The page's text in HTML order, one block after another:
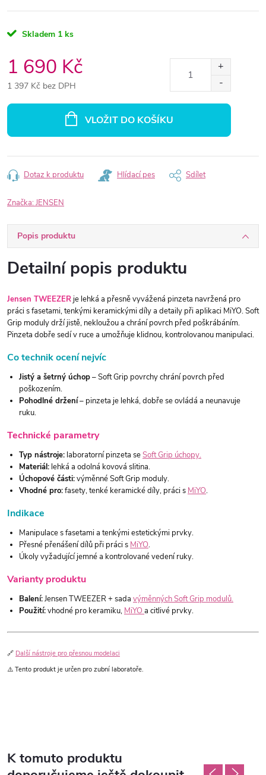
Skladem 1 ks
1 690 Kč
1 397 Kč bez DPH
VLOŽIT DO KOŠÍKU
Dotaz k produktu Hlídací pes Sdílet
Značka: JENSEN
Popis produktu
Detailní popis produktu
Jensen TWEEZERje lehká a přesně vyvážená pinzeta navržená pro
práci s fasetami, tenkými keramickými díly a detaily při aplikaci MiYO. Soft
Grip moduly drží jistě, nekloužou a chrání povrch před poškrábáním.
Pinzeta dobře sedí v ruce a umožňuje klidnou, kontrolovanou manipulaci.
Co technik ocení nejvíc
Jistý a šetrný úchop– Soft Grip povrchy chrání povrch před
poškozením.
Pohodlné držení– pinzeta je lehká, dobře se ovládá a neunavuje
ruku.
Technické parametry
Typ nástroje: laboratorní pinzeta seSoft Grip úchopy.
Materiál: lehká a odolná kovová slitina.
Úchopové části:výměnné Soft Grip moduly.
Vhodné pro:fasety, tenké keramické díly, práci s MiYO.
Indikace
Manipulace s fasetami a tenkými estetickými prvky.
Přesné přenášení dílů při práci s MiYO.
Úkoly vyžadující jemné a kontrolované vedení ruky.
Varianty produktu
Balení:Jensen TWEEZER + sada výměnných Soft Grip modulů.
Použití:vhodné pro keramiku, MiYO a citlivé prvky.
🔗 Další nástroje pro přesnou modelaci
⚠️ Tento produkt je určen pro zubní laboratoře.
K tomuto produktu